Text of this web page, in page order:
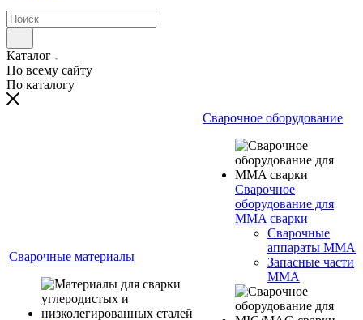
Каталог
По всему сайту
По каталогу
Сварочные материалы
Сварочное оборудование
Сварочное
оборудование для
MMA сварки
Сварочные
аппараты MMA
Запасные части
MMA